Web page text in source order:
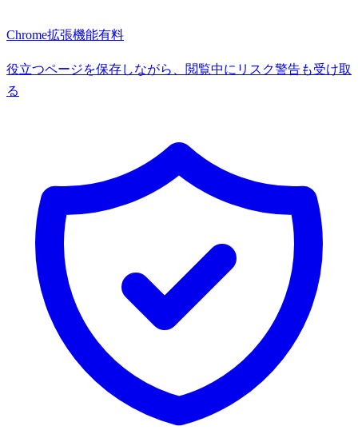
Chrome拡張機能有料
役立つページを保存しながら、閲覧中にリスク警告も受け取
る